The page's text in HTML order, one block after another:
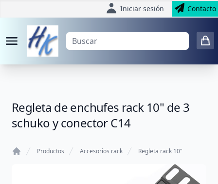
Iniciar sesión Contacto
Regleta de enchufes rack 10" de 3
schuko y conector C14
Productos Accesorios rack Regleta rack 10"